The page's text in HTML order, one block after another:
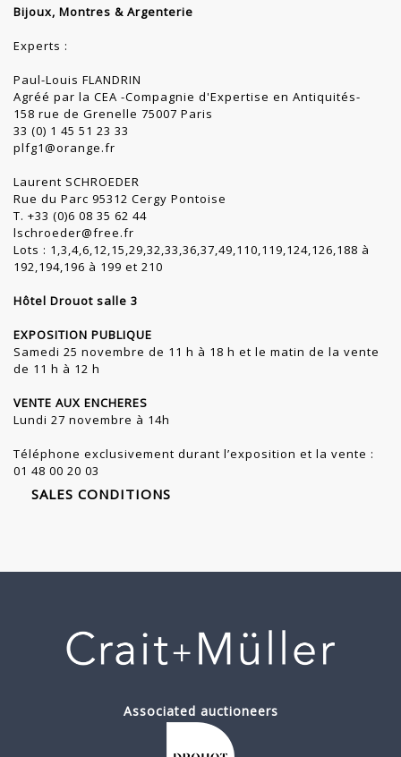
Bijoux, Montres & Argenterie
Experts :
Paul-Louis FLANDRIN
Agréé par la CEA -Compagnie d'Expertise en Antiquités-
158 rue de Grenelle 75007 Paris
33 (0) 1 45 51 23 33
plfg1@orange.fr
Laurent SCHROEDER
Rue du Parc 95312 Cergy Pontoise
T. +33 (0)6 08 35 62 44
lschroeder@free.fr
Lots : 1,3,4,6,12,15,29,32,33,36,37,49,110,119,124,126,188 à
192,194,196 à 199 et 210
Hôtel Drouot salle 3
EXPOSITION PUBLIQUE
Samedi 25 novembre de 11 h à 18 h et le matin de la vente
de 11 h à 12 h
VENTE AUX ENCHERES
Lundi 27 novembre à 14h
Téléphone exclusivement durant l’exposition et la vente :
01 48 00 20 03
SALES CONDITIONS
Associated auctioneers